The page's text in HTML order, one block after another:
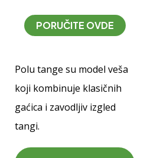
PORUČITE OVDE
Polu tange su model veša
koji kombinuje klasičnih
gaćica i zavodljiv izgled
tangi.